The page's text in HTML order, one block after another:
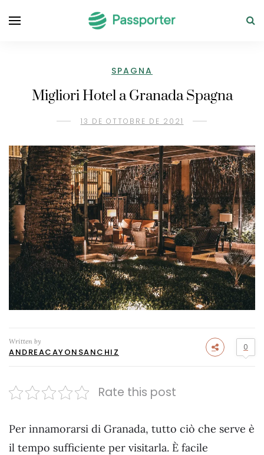
SPAGNA
Migliori Hotel a Granada Spagna
13 DE OTTOBRE DE 2021
Written by
ANDREACAYONSANCHIZ 0
Rate this post
Per innamorarsi di Granada, tutto ciò che serve è
il tempo sufficiente per visitarla. È facile